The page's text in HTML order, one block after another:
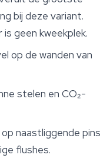
bij deze variant.
geen kweekplek.
op de wanden van
stelen en CO₂-
naastliggende pins
flushes.